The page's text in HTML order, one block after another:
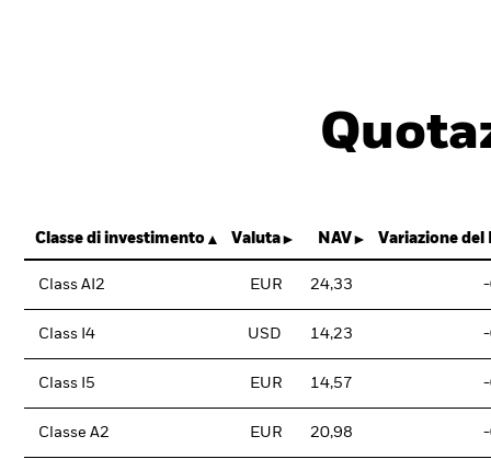
Classe di investimento Valuta NAV Variazione del
Class AI2 EUR 24,33
Class I4 USD 14,23
Class I5 EUR 14,57
Classe A2 EUR 20,98